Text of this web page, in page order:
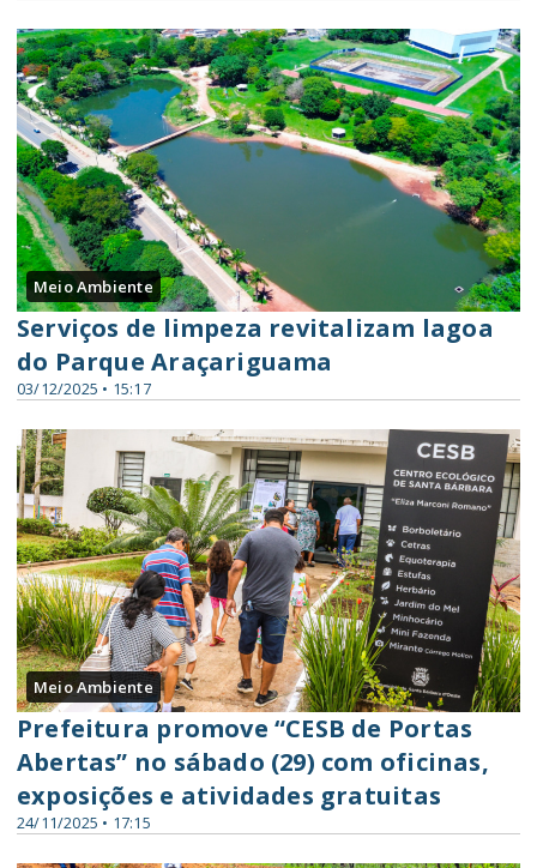
Meio Ambiente
03/12/2025 • 15:17
Serviços de limpeza revitalizam lagoa
do Parque Araçariguama
Meio Ambiente
24/11/2025 • 17:15
Prefeitura promove “CESB de Portas
Abertas” no sábado (29) com oficinas,
exposições e atividades gratuitas